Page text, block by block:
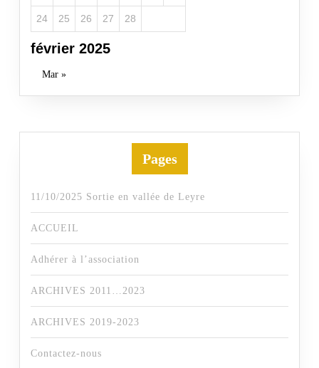
février 2025
24 25 26 27 28
Mar »
Pages
11/10/2025 Sortie en vallée de Leyre
ACCUEIL
Adhérer à l’association
ARCHIVES 2011…2023
ARCHIVES 2019-2023
Contactez-nous